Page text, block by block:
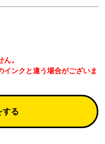
。
ンクと違う場合がございま
する